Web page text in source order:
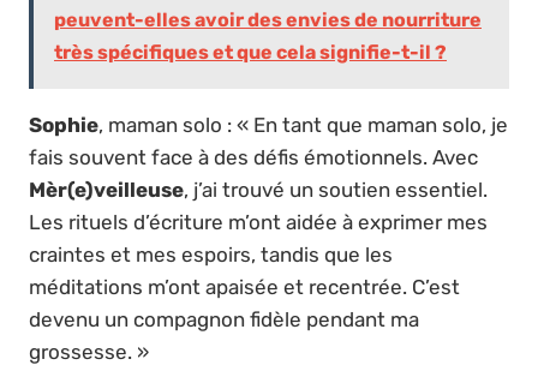
peuvent-elles avoir des envies de nourriture
très spécifiques et que cela signifie-t-il ?
Sophie, maman solo : « En tant que maman solo, je
fais souvent face à des défis émotionnels. Avec
Mèr(e)veilleuse, j’ai trouvé un soutien essentiel.
Les rituels d’écriture m’ont aidée à exprimer mes
craintes et mes espoirs, tandis que les
méditations m’ont apaisée et recentrée. C’est
devenu un compagnon fidèle pendant ma
grossesse. »